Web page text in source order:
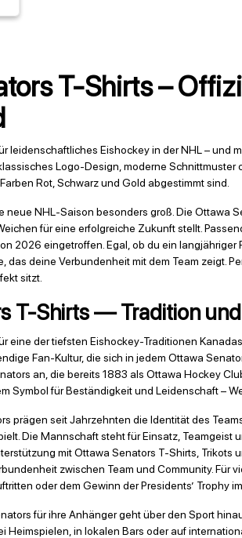
T-Shirts –
leidenschaftliches Eishockey in der NHL – und
Logo-Design, moderne
Rot, Schwarz und Gold abgestimmt sind.
neue NHL-Saison besonders groß. Die Ottawa
für eine erfolgreiche Zukunft stellt.
2026 eingetroffen. Egal, ob du ein
das deine Verbundenheit mit dem Team zeigt.
sitzt.
T-Shirts — Tradition
eine der tiefsten Eishockey-Traditionen
Fan-Kultur, die sich in jedem Ottawa
an, die bereits 1883 als Ottawa Hockey
Symbol für Beständigkeit und Leidenschaft –
prägen seit Jahrzehnten die Identität des
Die Mannschaft steht für Einsatz,
mit Ottawa Senators T-Shirts,
zwischen Team und Community. Für
oder dem Gewinn der Presidents’ Trophy
für ihre Anhänger geht über den Sport
Heimspielen, in lokalen Bars oder auf